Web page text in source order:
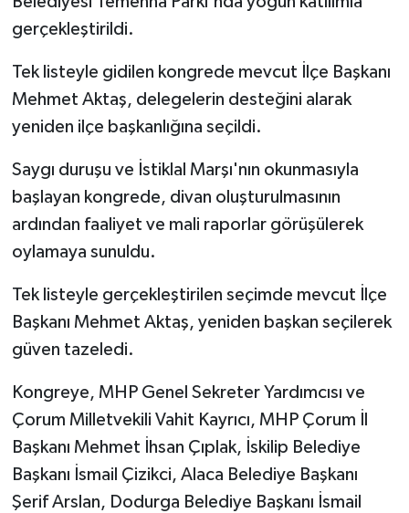
gerçekleştirildi.
Tek listeyle gidilen kongrede mevcut İlçe Başkanı
Mehmet Aktaş, delegelerin desteğini alarak
yeniden ilçe başkanlığına seçildi.
Saygı duruşu ve İstiklal Marşı'nın okunmasıyla
başlayan kongrede, divan oluşturulmasının
ardından faaliyet ve mali raporlar görüşülerek
oylamaya sunuldu.
Tek listeyle gerçekleştirilen seçimde mevcut İlçe
Başkanı Mehmet Aktaş, yeniden başkan seçilerek
güven tazeledi.
Kongreye, MHP Genel Sekreter Yardımcısı ve
Çorum Milletvekili Vahit Kayrıcı, MHP Çorum İl
Başkanı Mehmet İhsan Çıplak, İskilip Belediye
Başkanı İsmail Çizikci, Alaca Belediye Başkanı
Şerif Arslan, Dodurga Belediye Başkanı İsmail